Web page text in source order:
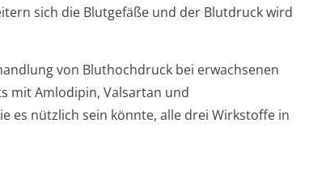
sich die Blutgefäße und der Blutdruck wird
von Bluthochdruck bei erwachsenen
mit Amlodipin, Valsartan und
nützlich sein könnte, alle drei Wirkstoffe in